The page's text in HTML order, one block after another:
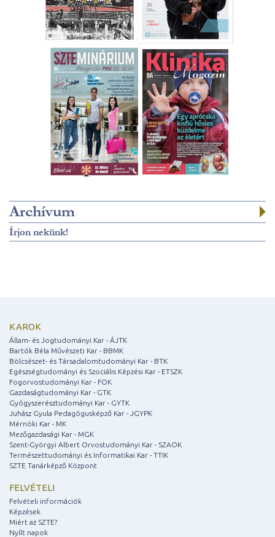
Archívum
Írjon nekünk!
KAROK
Állam- és Jogtudományi Kar - ÁJTK
Bartók Béla Művészeti Kar - BBMK
Bölcsészet- és Társadalomtudományi Kar - BTK
Egészségtudományi és Szociális Képzési Kar - ETSZK
Fogorvostudományi Kar - FOK
Gazdaságtudományi Kar - GTK
Gyógyszerésztudományi Kar - GYTK
Juhász Gyula Pedagógusképző Kar - JGYPK
Mérnöki Kar - MK
Mezőgazdasági Kar - MGK
Szent-Györgyi Albert Orvostudományi Kar - SZAOK
Természettudományi és Informatikai Kar - TTIK
SZTE Tanárképző Központ
FELVÉTELI
Felvételi információk
Képzések
Miért az SZTE?
Nyílt napok